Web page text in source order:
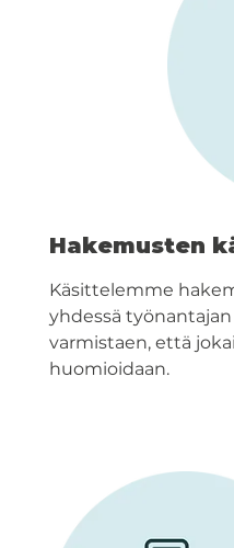
Hakemusten
Käsittelemme
yhdessä työnantajan
varmistaen, että
huomioidaan.